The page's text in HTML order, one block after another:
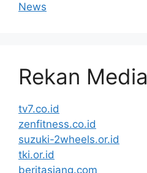
News
Rekan Media
tv7.co.id
zenfitness.co.id
suzuki-2wheels.or.id
tki.or.id
beritasiang.com